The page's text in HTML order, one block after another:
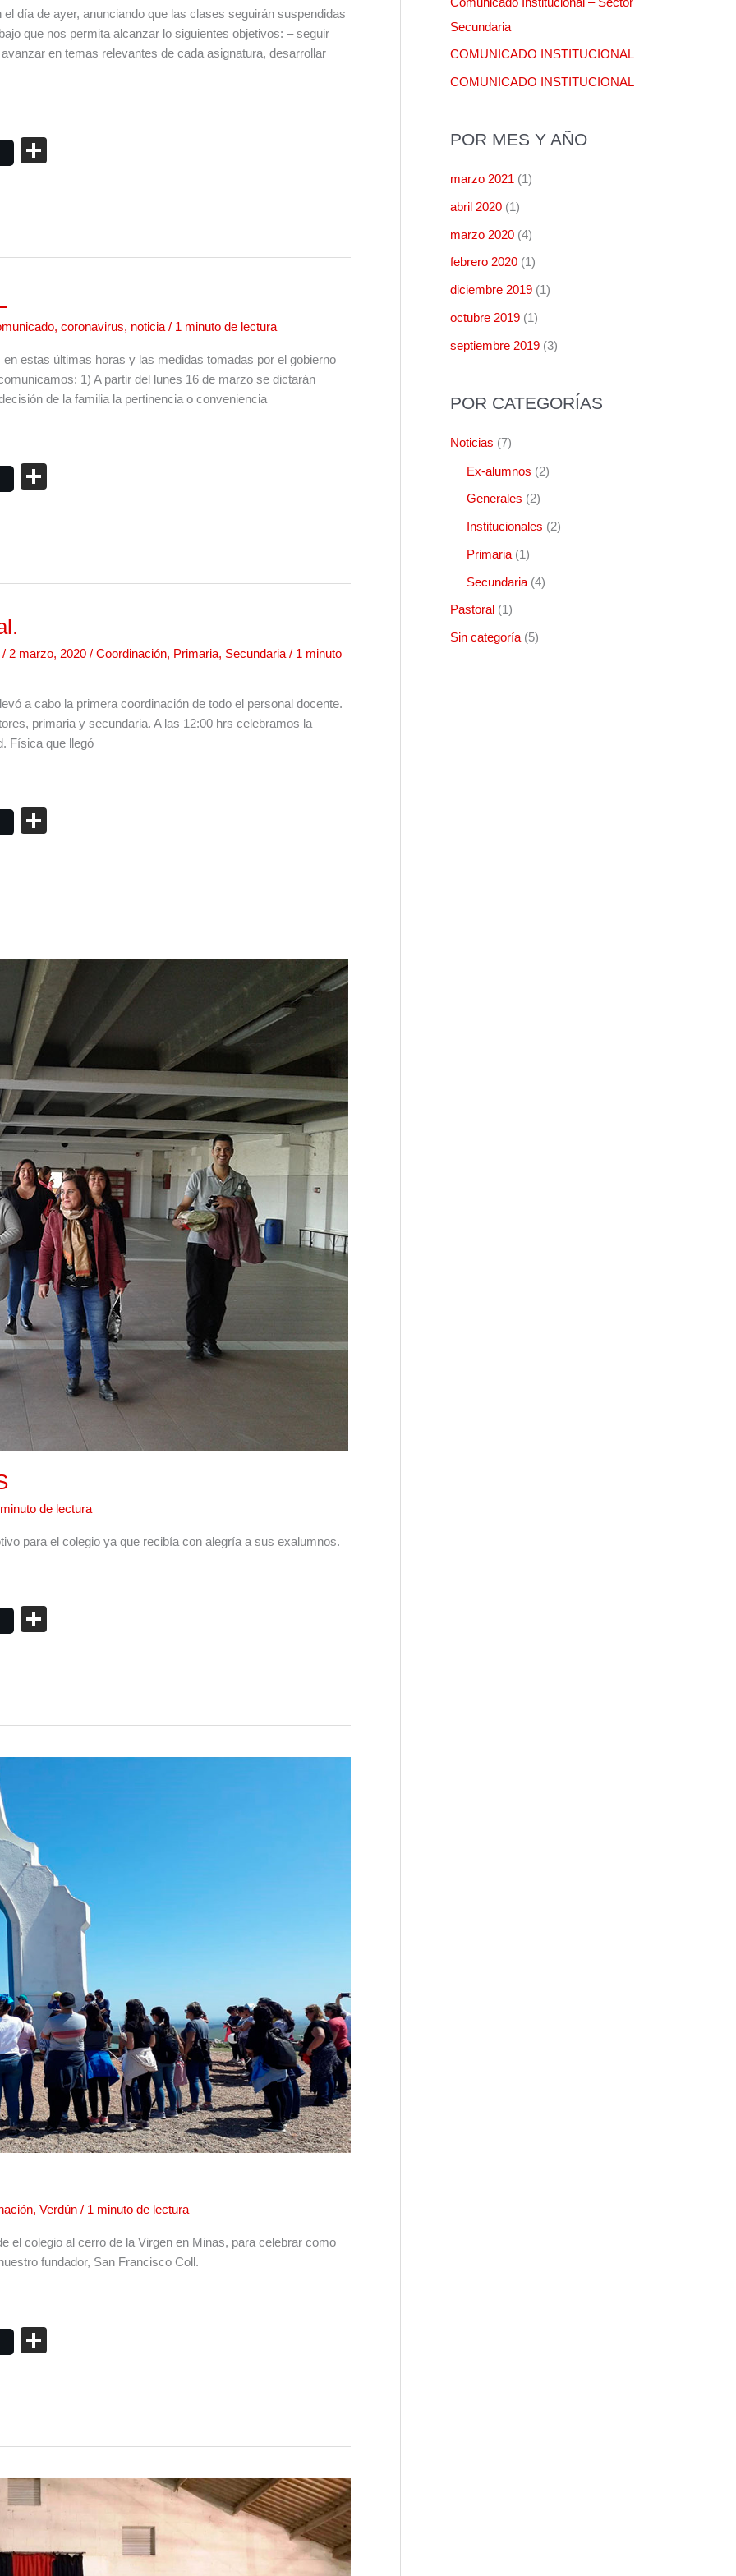
día de ayer, anunciando que las clases seguirán suspendidas
que nos permita alcanzar lo siguientes objetivos: – seguir
en temas relevantes de cada asignatura, desarrollar
ar
, coronavirus, noticia / 1 minuto de lectura
estas últimas horas y las medidas tomadas por el gobierno
1) A partir del lunes 16 de marzo se dictarán
de la familia la pertinencia o conveniencia
ar
/ 2 marzo, 2020 / Coordinación, Primaria, Secundaria / 1 minuto
a cabo la primera coordinación de todo el personal docente.
primaria y secundaria. A las 12:00 hrs celebramos la
Física que llegó
ar
tir
de lectura
para el colegio ya que recibía con alegría a sus exalumnos.
ar
tir
, Verdún / 1 minuto de lectura
el colegio al cerro de la Virgen en Minas, para celebrar como
fundador, San Francisco Coll.
ar
tir
Secundaria
COMUNICADO INSTITUCIONAL
COMUNICADO INSTITUCIONAL
POR MES Y AÑO
marzo 2021 (1)
abril 2020 (1)
marzo 2020 (4)
febrero 2020 (1)
diciembre 2019 (1)
octubre 2019 (1)
septiembre 2019 (3)
POR CATEGORÍAS
Noticias (7)
Ex-alumnos (2)
Generales (2)
Institucionales (2)
Primaria (1)
Secundaria (4)
Pastoral (1)
Sin categoría (5)